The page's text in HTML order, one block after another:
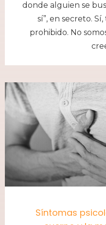
donde alguien se
sí”, en secreto.
prohibido. No
Síntomas